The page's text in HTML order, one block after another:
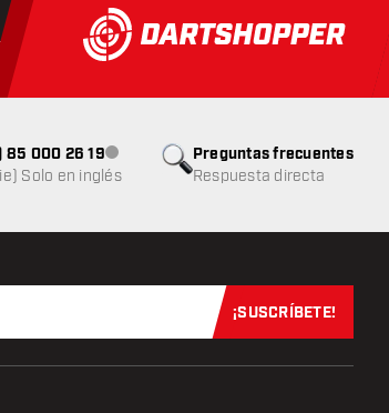
en 24 horas Envío gratisa partir
Preguntas frecuentes
Respuesta directa
85 000 26 19Atención al cliente no disponible
Solo en inglés
Suscríbete
¡SUSCRÍBETE!